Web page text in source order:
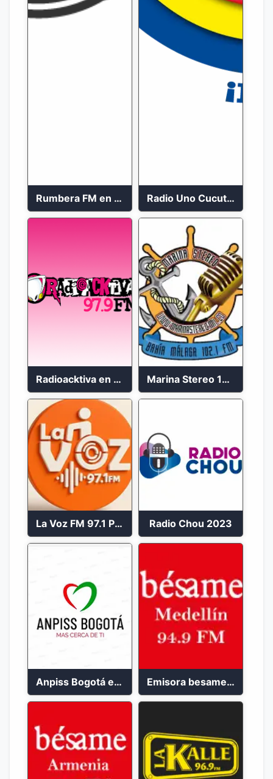
Rumbera FM en vivo 24/7 Radio Uno Cucuta 91.7 FM
Radioacktiva en vivo 97.9 FM Marina Stereo 102.1 FM
La Voz FM 97.1 Popayán en Vivo Radio Chou 2023
Anpiss Bogotá emisora 2023 Emisora besame medellín 2023